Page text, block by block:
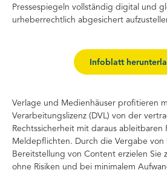
Pressespiegeln vollständig digital und
urheberrechtlich abgesichert
Infoblatt
Verlage und Medienhäuser profitieren
Verarbeitungslizenz (DVL) von der
Rechtssicherheit mit daraus ableitbaren
Meldepflichten. Durch die Vergabe von
Bereitstellung von Content erzielen Sie
ohne Risiken und bei minimalem